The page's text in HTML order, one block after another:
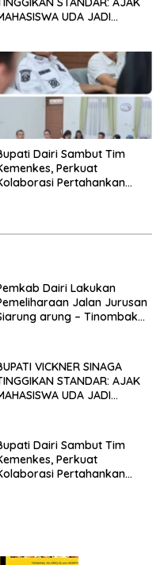
UDA JADI
ZAMAN
Dairi Sambut Tim
Perkuat
Pertahankan
Dairi Lakukan
Jalan Jurusan
arung – Tinombak
VICKNER SINAGA
STANDAR: AJAK
UDA JADI
ZAMAN
Dairi Sambut Tim
Perkuat
Pertahankan